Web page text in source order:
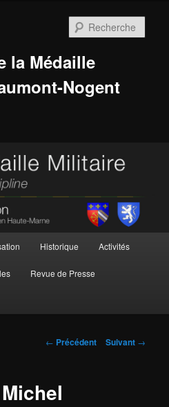
la Médaille
Nogent
Historique Activités
Revue de Presse
Navigation
← Précédent Suivant →